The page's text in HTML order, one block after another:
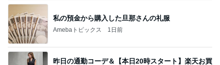
私の預金から購入した旦那さんの礼服
Amebaトピックス 1日前
昨日の通勤コーデ＆【本日20時スタート】楽天お買